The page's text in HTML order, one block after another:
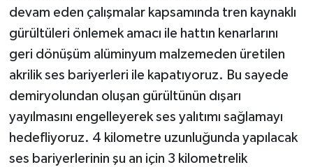
devam eden çalışmalar kapsamında tren kaynaklı
gürültüleri önlemek amacı ile hattın kenarlarını
geri dönüşüm alüminyum malzemeden üretilen
akrilik ses bariyerleri ile kapatıyoruz. Bu sayede
demiryolundan oluşan gürültünün dışarı
yayılmasını engelleyerek ses yalıtımı sağlamayı
hedefliyoruz. 4 kilometre uzunluğunda yapılacak
ses bariyerlerinin şu an için 3 kilometrelik